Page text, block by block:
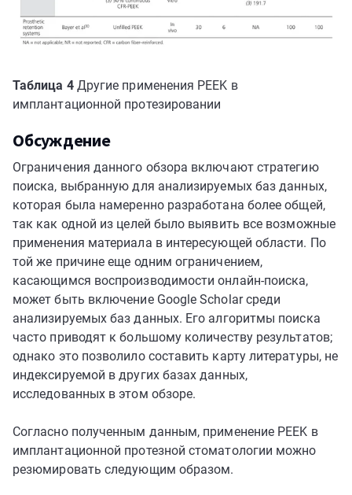
Таблица 4Другие применения PEEK в
имплантационной протезировании
Обсуждение
Ограничения данного обзора включают стратегию
поиска, выбранную для анализируемых баз данных,
которая была намеренно разработана более общей,
так как одной из целей было выявить все возможные
применения материала в интересующей области. По
той же причине еще одним ограничением,
касающимся воспроизводимости онлайн-поиска,
может быть включение Google Scholar среди
анализируемых баз данных. Его алгоритмы поиска
часто приводят к большому количеству результатов;
однако это позволило составить карту литературы, не
индексируемой в других базах данных,
исследованных в этом обзоре.
Согласно полученным данным, применение PEEK в
имплантационной протезной стоматологии можно
резюмировать следующим образом.